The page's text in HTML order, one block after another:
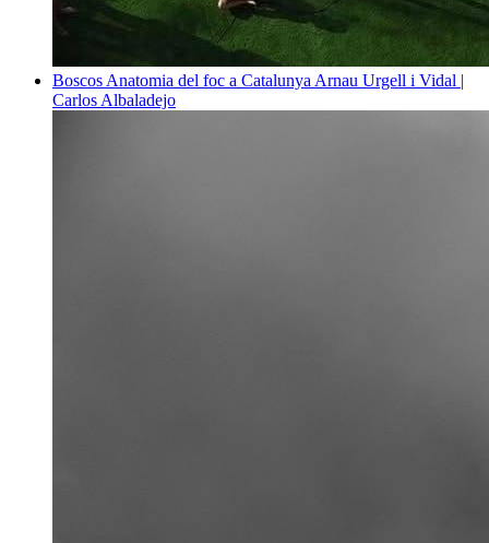
Boscos Anatomia del foc a Catalunya Arnau Urgell i Vidal |
Carlos Albaladejo